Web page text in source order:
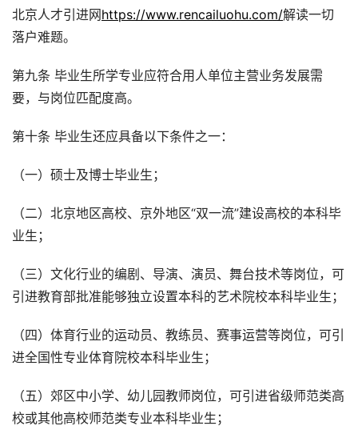
北京人才引进网https://www.rencailuohu.com/解读一切
落户难题。
第九条 毕业生所学专业应符合用人单位主营业务发展需
要，与岗位匹配度高。
第十条 毕业生还应具备以下条件之一：
（一）硕士及博士毕业生；
（二）北京地区高校、京外地区“双一流”建设高校的本科毕
业生；
（三）文化行业的编剧、导演、演员、舞台技术等岗位，可
引进教育部批准能够独立设置本科的艺术院校本科毕业生；
（四）体育行业的运动员、教练员、赛事运营等岗位，可引
进全国性专业体育院校本科毕业生；
（五）郊区中小学、幼儿园教师岗位，可引进省级师范类高
校或其他高校师范类专业本科毕业生；